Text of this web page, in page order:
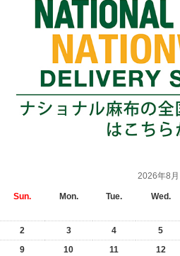
2026年8月
Sun. Mon. Tue. Wed.
2
3 4 5
9
10 11 12